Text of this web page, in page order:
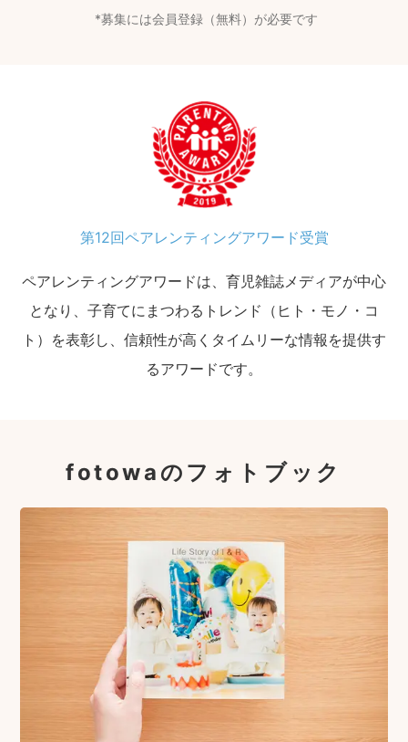
募集には会員登録（無料）が必要です
第12回ペアレンティングアワード受賞
ペアレンティングアワードは、育児雑誌メディアが中心
となり、子育てにまつわるトレンド（ヒト・モノ・コ
ト）を表彰し、信頼性が高くタイムリーな情報を提供す
るアワードです。
fotowaのフォトブック